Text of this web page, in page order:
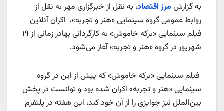
به گزارش مرز اقتصاد، به نقل از خبرگزاری مهر به نقل از
روابط عمومی گروه سینمایی «هنر و تجربه»، اکران آنلاین
فیلم سینمایی «برکه خاموش» به کارگردانی بهادر زمانی از ۱۹
شهریور در گروه «هنر و تجربه» آغاز می‌شود.
فیلم سینمایی «برکه خاموش» که پیش از این در گروه
سینمایی «هنر و تجربه» اکران شده بود و توانست در پخش
بین‌الملل نیز جوایزی را از آن خود کند، این هفته در پلتفرم